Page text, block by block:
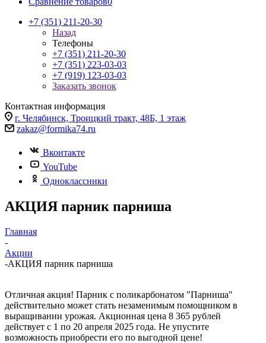
+7 (351) 211-20-30
Назад
Телефоны
+7 (351) 211-20-30
+7 (351) 223-03-03
+7 (919) 123-03-03
Заказать звонок
Контактная информация
г. Челябинск, Троицкий тракт, 48Б, 1 этаж
zakaz@formika74.ru
Вконтакте
YouTube
Одноклассники
АКЦИЯ парник парниша
Главная
-
Акции
-АКЦИЯ парник парниша
Отличная акция! Парник с поликарбонатом "Парниша"
действительно может стать незаменимым помощником в
выращивании урожая. Акционная цена 8 365 рублей
действует с 1 по 20 апреля 2025 года. Не упустите
возможность приобрести его по выгодной цене!